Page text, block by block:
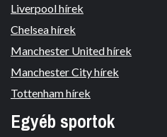
Liverpool hírek
Chelsea hírek
Manchester United hírek
Manchester City hírek
Tottenham hírek
Egyéb sportok